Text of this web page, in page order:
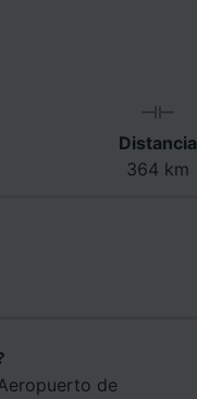
Distancia
364 km
de